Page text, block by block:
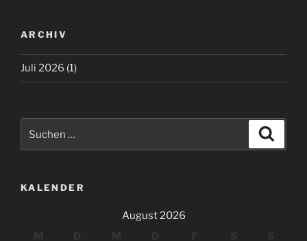
ARCHIV
Juli 2026 (1)
nach:
KALENDER
August 2026